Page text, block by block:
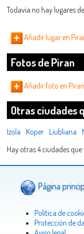
Todavia no hay lugares
Añadir lugar en
Fotos de Piran
Añadir foto en
Otras ciudades
Izola Koper Liubliana
Hay otras 4 ciudades
Página
Politica de
Protección de